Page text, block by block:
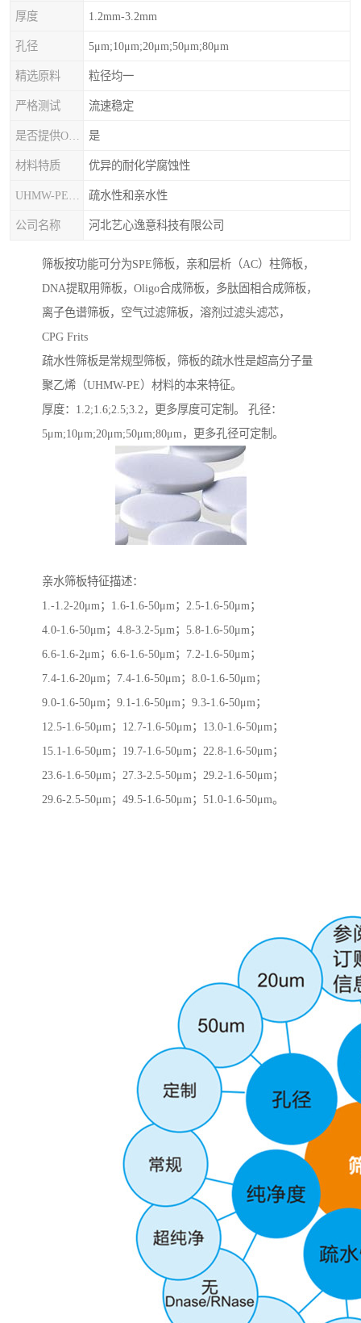
厚度 1.2mm-3.2mm
孔径 5μm;10μm;20μm;50μm;80μm
精选原料 粒径均一
严格测试 流速稳定
是
材料特质 优异的耐化学腐蚀性
疏水性和亲水性
公司名称 河北艺心逸意科技有限公司
筛板按功能可分为SPE筛板，亲和层析（AC）柱筛板，
DNA提取用筛板，Oligo合成筛板，多肽固相合成筛板，
离子色谱筛板，空气过滤筛板，溶剂过滤头滤芯，
CPG Frits
疏水性筛板是常规型筛板，筛板的疏水性是超高分子量
聚乙烯（UHMW-PE）材料的本来特征。
厚度：1.2;1.6;2.5;3.2，更多厚度可定制。 孔径：
5μm;10μm;20μm;50μm;80μm，更多孔径可定制。
亲水筛板特征描述：
1.-1.2-20μm；1.6-1.6-50μm；2.5-1.6-50μm；
4.0-1.6-50μm；4.8-3.2-5μm；5.8-1.6-50μm；
6.6-1.6-2μm；6.6-1.6-50μm；7.2-1.6-50μm；
7.4-1.6-20μm；7.4-1.6-50μm；8.0-1.6-50μm；
9.0-1.6-50μm；9.1-1.6-50μm；9.3-1.6-50μm；
12.5-1.6-50μm；12.7-1.6-50μm；13.0-1.6-50μm；
15.1-1.6-50μm；19.7-1.6-50μm；22.8-1.6-50μm；
23.6-1.6-50μm；27.3-2.5-50μm；29.2-1.6-50μm；
29.6-2.5-50μm；49.5-1.6-50μm；51.0-1.6-50μm。